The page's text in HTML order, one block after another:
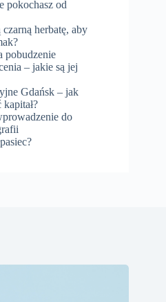
pokochasz od
herbatę, aby
pobudzenie
– jakie są jej
Gdańsk – jak
do